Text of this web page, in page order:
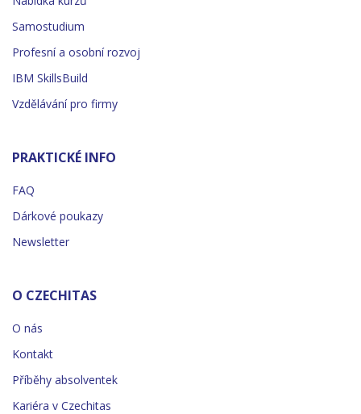
Samostudium
Profesní a osobní rozvoj
IBM SkillsBuild
Vzdělávání pro firmy
PRAKTICKÉ INFO
FAQ
Dárkové poukazy
Newsletter
O CZECHITAS
O nás
Kontakt
Příběhy absolventek
Kariéra v Czechitas